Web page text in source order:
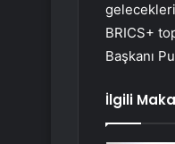
BRICS+
Başkanı
İlgili